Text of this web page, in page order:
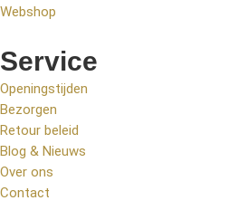
Webshop
Service
Openingstijden
Bezorgen
Retour beleid
Blog & Nieuws
Over ons
Contact